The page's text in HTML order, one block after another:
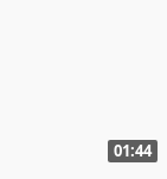
01:44